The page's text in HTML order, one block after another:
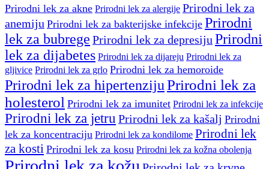
Prirodni lek za akne Prirodni lek za alergije Prirodni lek za
anemiju Prirodni lek za bakterijske infekcije Prirodni
lek za bubrege Prirodni lek za depresiju Prirodni
lek za dijabetes Prirodni lek za dijareju Prirodni lek za
gljivice Prirodni lek za grlo Prirodni lek za hemoroide
Prirodni lek za hipertenzijuPrirodni lek za
holesterol Prirodni lek za imunitet Prirodni lek za infekcije
Prirodni lek za jetru Prirodni lek za kašalj Prirodni
lek za koncentraciju Prirodni lek za kondilome Prirodni lek
za kosti Prirodni lek za kosu Prirodni lek za kožna obolenja